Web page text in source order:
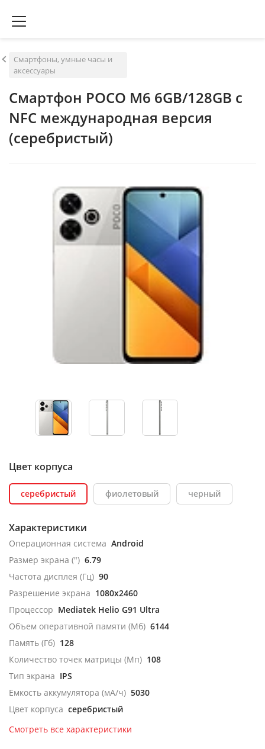
Смартфоны, умные часы и
аксессуары
Смартфон POCO M6 6GB/128GB с
NFC международная версия
(серебристый)
Цвет корпуса
серебристый фиолетовый черный
Характеристики
Операционная система Android
Размер экрана (") 6.79
Частота дисплея (Гц) 90
Разрешение экрана 1080x2460
Процессор Mediatek Helio G91 Ultra
Объем оперативной памяти (Мб) 6144
Память (Гб) 128
Количество точек матрицы (Мп) 108
Тип экрана IPS
Емкость аккумулятора (мА/ч) 5030
Цвет корпуса серебристый
Смотреть все характеристики